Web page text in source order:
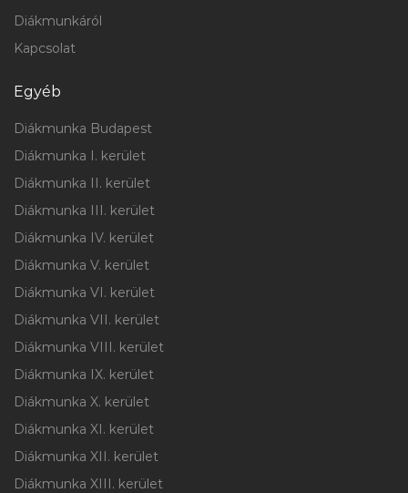
Diákmunkáról
Kapcsolat
Egyéb
Diákmunka Budapest
Diákmunka I. kerület
Diákmunka II. kerület
Diákmunka III. kerület
Diákmunka IV. kerület
Diákmunka V. kerület
Diákmunka VI. kerület
Diákmunka VII. kerület
Diákmunka VIII. kerület
Diákmunka IX. kerület
Diákmunka X. kerület
Diákmunka XI. kerület
Diákmunka XII. kerület
Diákmunka XIII. kerület